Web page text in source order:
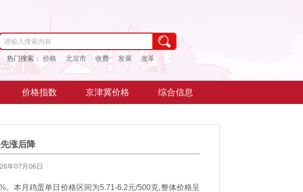
请输入搜索内容
热门搜索： 价格 北京市 收费 发展 改革
价格指数 京津冀价格 综合信息
涨后降
年07月06日
本月鸡蛋单日价格区间为5.71-6.2元/500克,整体价格呈